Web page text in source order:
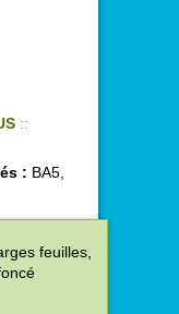
::
: BA5,
feuilles,